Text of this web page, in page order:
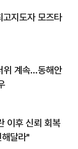
지도자 모즈타
위 계속…동해안
이후 신뢰 회복
달라"